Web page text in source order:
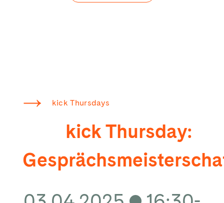
kick Thursdays
kick Thursday: